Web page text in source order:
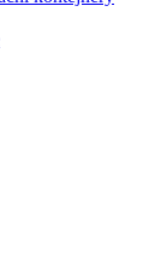
vás. Zvolte
se do naší